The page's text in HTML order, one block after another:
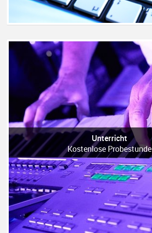
Unterricht
Kostenlose Probestunde